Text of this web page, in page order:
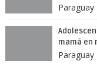
Paraguay
mamá en
Paraguay